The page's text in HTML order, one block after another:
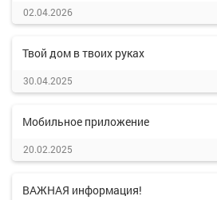
02.04.2026
Твой дом в твоих руках
30.04.2025
Мобильное приложение
20.02.2025
ВАЖНАЯ информация!